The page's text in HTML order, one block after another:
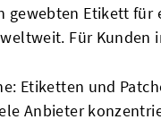
gewebten Etikett
Für
Etiketten und
Anbieter